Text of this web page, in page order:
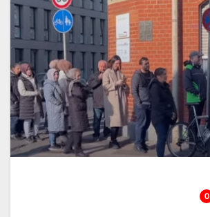
0